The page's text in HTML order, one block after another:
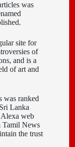
was
site for
of
and is a
of art and
was ranked
Lanka
web
Tamil News
the trust